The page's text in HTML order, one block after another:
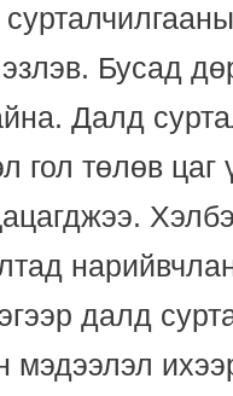
Бусад
Далд
гол төлөв
далд
мэдээлэл